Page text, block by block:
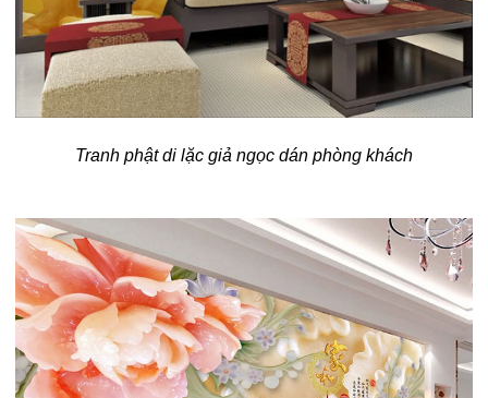
Tranh phật di lặc giả ngọc dán phòng khách